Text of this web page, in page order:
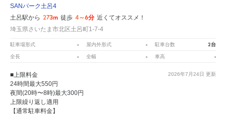
SANパーク土呂4
土呂駅から 273m 徒歩 4～6分 近くてオススメ！
埼玉県さいたま市北区土呂町1-7-4
駐車場形式 - 屋内外形式 - 駐車台数 2台
全長 - 全幅 - 車高 -
2026年7月24日 更新
■上限料金
24時間最大550円
夜間(20時〜8時)最大300円
上限繰り返し適用
【通常駐車料金】